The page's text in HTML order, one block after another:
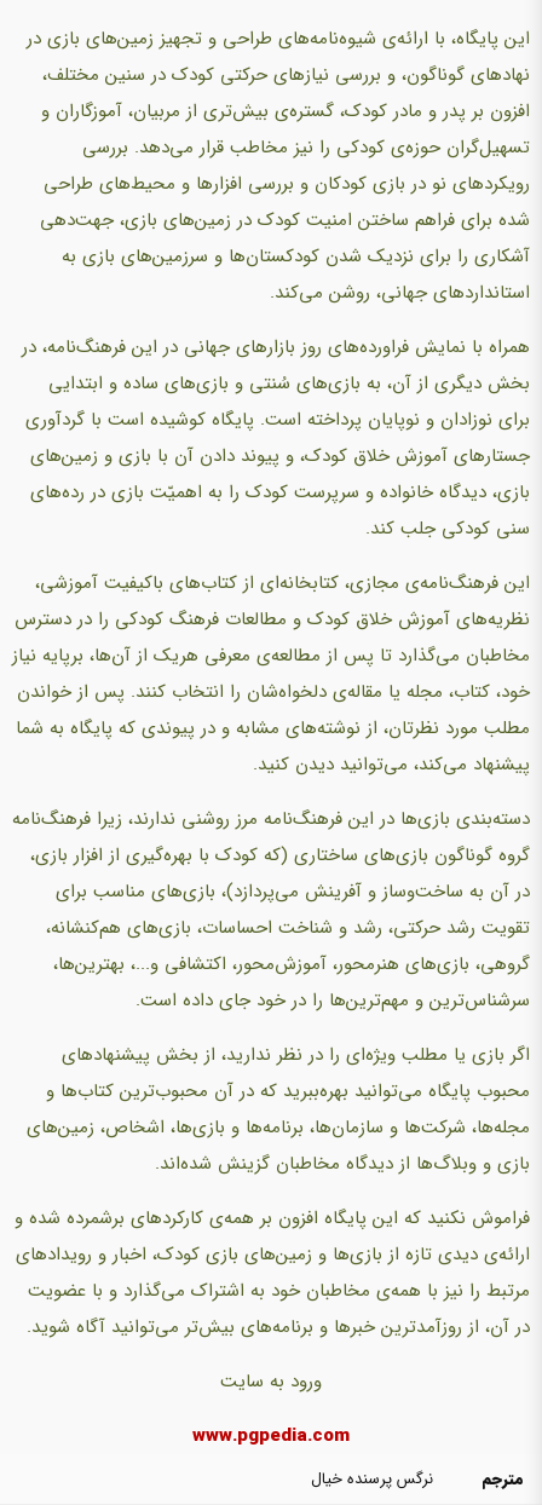
این پایگاه، با ارائه‌ی شیوه‌نامه‌های طراحی و تجهیز زمین‌های بازی‌ در
نهادهای گوناگون، و بررسی نیازهای حرکتی کودک در سنین مختلف،
افزون بر پدر و مادر کودک، گستره‌ی بیش‌تری از مربیان، آموزگاران و
تسهیل‌گران حوزه‌ی کودکی را نیز مخاطب قرار می‌دهد. بررسی
رویکردهای نو در بازی‌ کودکان و بررسی افزارها و محیط‌های طراحی
شده برای فراهم ساختن امنیت کودک در زمین‌های بازی‌، جهت‌دهی
آشکاری را برای نزدیک شدن کودکستان‌ها و سرزمین‌های بازی‌ به
استانداردهای جهانی، روشن می‌کند.
همراه با نمایش فراورده‌های روز بازارهای جهانی در این فرهنگ‌نامه، در
بخش دیگری از آن، به بازی‌های سُنتی و بازی‌های ساده و ابتدایی
برای نوزادان و نوپایان پرداخته است. پایگاه کوشیده است با گردآوری
جستارهای آموزش خلاق کودک، و پیوند دادن آن با بازی‌ و زمین‌های
بازی‌، دیدگاه خانواده و سرپرست کودک را به اهمیّت بازی‌ در رده‌های
سنی کودکی جلب کند.
این فرهنگ‌نامه‌ی مجازی، کتابخانه‌ای از کتاب‌های باکیفیت آموزشی،
نظریه‌های آموزش خلاق کودک و مطالعات فرهنگ کودکی را در دسترس
مخاطبان می‌گذارد تا پس از مطالعه‌ی معرفی هریک از آن‌ها، برپایه نیاز
خود، کتاب، مجله یا مقاله‌ی دلخواه‌شان را انتخاب کنند. پس از خواندن
مطلب مورد نظرتان، از نوشته‌های مشابه و در پیوندی که پایگاه به شما
پیشنهاد می‌کند، می‌توانید دیدن کنید.
دسته‌بندی بازی‌ها در این فرهنگ‌نامه مرز روشنی ندارند، زیرا فرهنگ‌نامه
گروه گوناگون بازی‌های ساختاری (که کودک با بهره‌گیری از افزار بازی‌،
در آن به ساخت‌وساز و آفرینش می‌پردازد)، بازی‌های مناسب برای
تقویت رشد حرکتی، رشد و شناخت احساسات، بازی‌های هم‌کنشانه،
گروهی، بازی‌های هنرمحور، آموزش‌محور، اکتشافی و...، بهترین‌ها،
سرشناس‌ترین و مهم‌ترین‌ها را در خود جای داده است.
اگر بازی‌ یا مطلب ویژه‌ای را در نظر ندارید، از بخش پیشنهادهای
محبوب پایگاه می‌توانید بهره‌ببرید که در آن محبوب‌ترین کتاب‌ها و
مجله‌ها، شرکت‌ها و سازمان‌ها، برنامه‌ها و بازی‌ها، اشخاص، زمین‌های
بازی‌ و وبلاگ‌ها از دیدگاه مخاطبان گزینش شده‌اند.
فراموش نکنید که این پایگاه افزون بر همه‌ی کارکردهای برشمرده شده و
ارائه‌ی دیدی تازه از بازی‌ها و زمین‌های بازی‌ کودک، اخبار و رویدادهای
مرتبط را نیز با همه‌ی مخاطبان خود به اشتراک می‌گذارد و با عضویت
در آن، از روزآمدترین خبرها و برنامه‌های بیش‌تر می‌توانید آگاه شوید.
ورود به سایت
www.pgpedia.com
مترجم نرگس پرسنده خیال